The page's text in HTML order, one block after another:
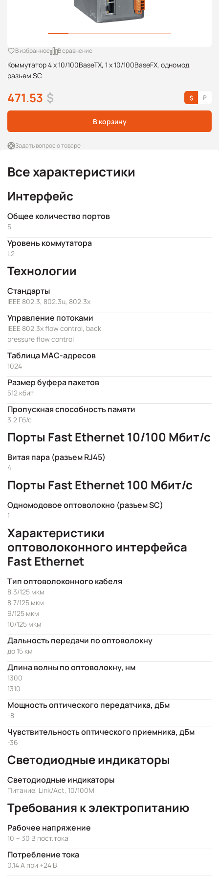
Коммутатор 4 x 10/100BaseTX, 1 x 10/100BaseFX, одномод,
разъем SC
В избранное В сравнение
471.53 $
В корзину
Задать вопрос о товаре
Все характеристики
Интерфейс
Общее количество портов
5
Уровень коммутатора
L2
Технологии
Стандарты
IEEE 802.3, 802.3u, 802.3x
Управление потоками
IEEE 802.3x flow control, back
pressure flow control
Таблица MAC-адресов
1024
Размер буфера пакетов
512 кбит
Пропускная способность памяти
3.2 Гб/с
Порты Fast Ethernet 10/100 Мбит/с
Витая пара (разъем RJ45)
4
Порты Fast Ethernet 100 Мбит/с
Одномодовое оптоволокно (разъем SC)
1
Характеристики
оптоволоконного интерфейса
Fast Ethernet
Тип оптоволоконного кабеля
8.3/125 мкм
8.7/125 мкм
9/125 мкм
10/125 мкм
Дальность передачи по оптоволокну
до 15 км
Длина волны по оптоволокну, нм
1300
1310
Мощность оптического передатчика, дБм
-8
Чувствительность оптического приемника, дБм
-36
Светодиодные индикаторы
Светодиодные индикаторы
Питание, Link/Act, 10/100M
Требования к электропитанию
Рабочее напряжение
10 ~ 30 В пост.тока
Потребление тока
0.14 А при +24 В